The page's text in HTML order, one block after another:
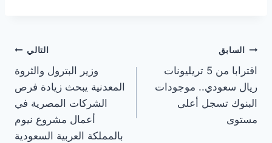
تصفّح
المقالات
السابق
اقترابا من 5 تريليونات
ريال سعودي.. موجودات
البنوك تسجل أعلى
مستوى
التالي
وزير البترول والثروة
المعدنية يبحث زيادة فرص
الشركات المصرية في
أعمال مشروع نيوم
بالمملكة العربية السعودية